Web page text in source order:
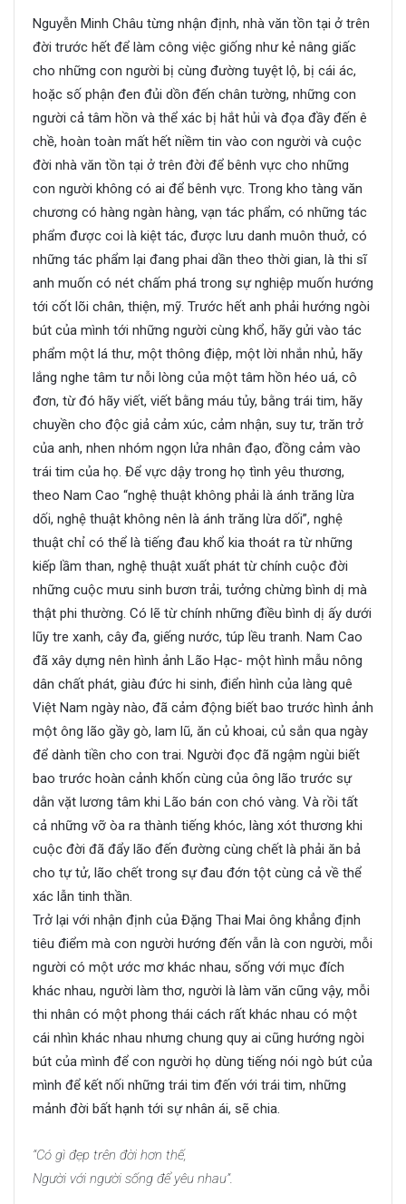
Nguyễn Minh Châu từng nhận định, nhà văn tồn tại ở trên
đời trước hết để làm công việc giống như kẻ nâng giấc
cho những con người bị cùng đường tuyệt lộ, bị cái ác,
hoặc số phận đen đủi dồn đến chân tường, những con
người cả tâm hồn và thể xác bị hắt hủi và đọa đầy đến ê
chề, hoàn toàn mất hết niềm tin vào con người và cuộc
đời nhà văn tồn tại ở trên đời để bênh vực cho những
con người không có ai để bênh vực. Trong kho tàng văn
chương có hàng ngàn hàng, vạn tác phẩm, có những tác
phẩm được coi là kiệt tác, được lưu danh muôn thuở, có
những tác phẩm lại đang phai dần theo thời gian, là thi sĩ
anh muốn có nét chấm phá trong sự nghiệp muốn hướng
tới cốt lõi chân, thiện, mỹ. Trước hết anh phải hướng ngòi
bút của mình tới những người cùng khổ, hãy gửi vào tác
phẩm một lá thư, một thông điệp, một lời nhắn nhủ, hãy
lắng nghe tâm tư nỗi lòng của một tâm hồn héo uá, cô
đơn, từ đó hãy viết, viết bằng máu tủy, bằng trái tim, hãy
chuyền cho độc giả cảm xúc, cảm nhận, suy tư, trăn trở
của anh, nhen nhóm ngọn lửa nhân đạo, đồng cảm vào
trái tim của họ. Để vực dậy trong họ tình yêu thương,
theo Nam Cao “nghệ thuật không phải là ánh trăng lừa
dối, nghệ thuật không nên là ánh trăng lừa dối”, nghệ
thuật chỉ có thể là tiếng đau khổ kia thoát ra từ những
kiếp lầm than, nghệ thuật xuất phát từ chính cuộc đời
những cuộc mưu sinh bươn trải, tưởng chừng bình dị mà
thật phi thường. Có lẽ từ chính những điều bình dị ấy dưới
lũy tre xanh, cây đa, giếng nước, túp lều tranh. Nam Cao
đã xây dựng nên hình ảnh Lão Hạc- một hình mẫu nông
dân chất phát, giàu đức hi sinh, điển hình của làng quê
Việt Nam ngày nào, đã cảm động biết bao trước hình ảnh
một ông lão gầy gò, lam lũ, ăn củ khoai, củ sắn qua ngày
để dành tiền cho con trai. Người đọc đã ngậm ngùi biết
bao trước hoàn cảnh khốn cùng của ông lão trước sự
dằn vặt lương tâm khi Lão bán con chó vàng. Và rồi tất
cả những vỡ òa ra thành tiếng khóc, làng xót thương khi
cuộc đời đã đẩy lão đến đường cùng chết là phải ăn bả
cho tự tử, lão chết trong sự đau đớn tột cùng cả về thể
xác lẫn tinh thần.
Trở lại với nhận định của Đặng Thai Mai ông khẳng định
tiêu điểm mà con người hướng đến vẫn là con người, mỗi
người có một ước mơ khác nhau, sống với mục đích
khác nhau, người làm thơ, người là làm văn cũng vậy, mỗi
thi nhân có một phong thái cách rất khác nhau có một
cái nhìn khác nhau nhưng chung quy ai cũng hướng ngòi
bút của mình để con người họ dùng tiếng nói ngò bút của
mình để kết nối những trái tim đến với trái tim, những
mảnh đời bất hạnh tới sự nhân ái, sẽ chia.
“Có gì đẹp trên đời hơn thế,
Người với người sống để yêu nhau”.